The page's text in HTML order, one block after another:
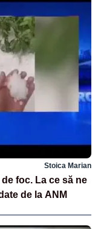
Stoica Marian
foc. La ce să ne
de la ANM